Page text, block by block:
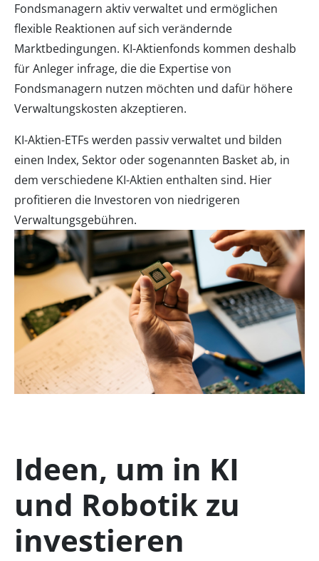
Fondsmanagern aktiv verwaltet und ermöglichen
flexible Reaktionen auf sich verändernde
Marktbedingungen. KI-Aktienfonds kommen deshalb
für Anleger infrage, die die Expertise von
Fondsmanagern nutzen möchten und dafür höhere
Verwaltungskosten akzeptieren.
KI-Aktien-ETFs werden passiv verwaltet und bilden
einen Index, Sektor oder sogenannten Basket ab, in
dem verschiedene KI-Aktien enthalten sind. Hier
profitieren die Investoren von niedrigeren
Verwaltungsgebühren.
Ideen, um in KI
und Robotik zu
investieren